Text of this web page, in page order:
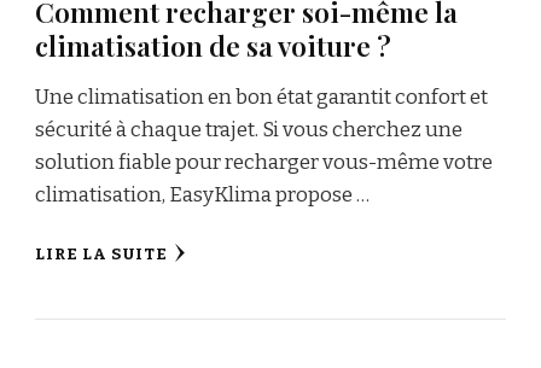
Comment recharger soi-même la
climatisation de sa voiture ?
Une climatisation en bon état garantit confort et
sécurité à chaque trajet. Si vous cherchez une
solution fiable pour recharger vous-même votre
climatisation, EasyKlima propose …
LIRE LA SUITE